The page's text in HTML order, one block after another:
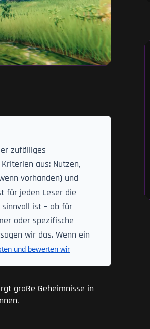
zufälliges
aus: Nutzen,
vorhanden) und
für jeden Leser die
sinnvoll ist – ob für
oder spezifische
wir das. Wenn ein
und bewerten wir
große Geheimnisse in